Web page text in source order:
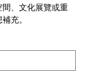
、文化展覽或重
充。